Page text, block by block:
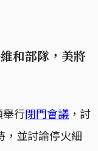
和部隊，美將
舉行閉門會議 ，討
，並討論停火細